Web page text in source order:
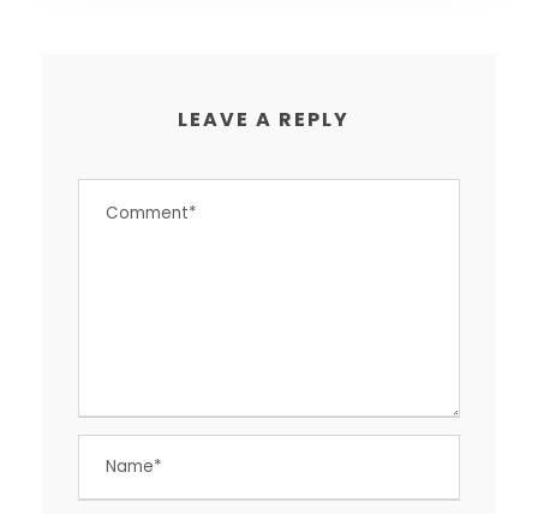
LEAVE A REPLY